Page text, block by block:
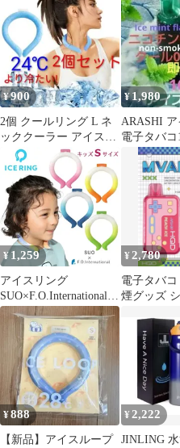
グ ミッキー
シーシャ
VAPE 節煙 禁煙サポー
ト ニコチ
なし 禁煙
コ NICOCO
¥900
2個 クールリング L ネ
ッククーラー アイスネ
ックリング 冷感リング
ひんやり
¥1,980
ARASHI ア
電子タバ
禁煙 使い
¥ 1,259
アイスリング
SUO×F.O.International
ICE RING ネッククー
ラー キッズ S
A3Y4012G
¥ 2,780
電子タバ
煙グッズ
¥888
【新品】アイスループ
¥2,222
JINLING